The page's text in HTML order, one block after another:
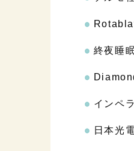
終夜睡
インペ
日本光